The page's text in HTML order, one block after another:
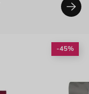
-45%